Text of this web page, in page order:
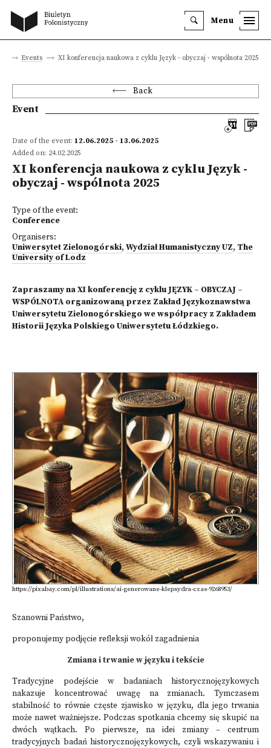
Menu
Events XI konferencja naukowa z cyklu Język - obyczaj - wspólnota 2025
Back
Event
Date of the event: 12.06.2025 - 13.06.2025
Added on: 24.02.2025
XI konferencja naukowa z cyklu Język -
obyczaj - wspólnota 2025
Type of the event:
Conference
Organisers:
Uniwersytet Zielonogórski, Wydział Humanistyczny UZ, The
University of Lodz
Zapraszamy na XI konferencję z cyklu JĘZYK – OBYCZAJ –
WSPÓLNOTA organizowaną przez Zakład Językoznawstwa
Uniwersytetu Zielonogórskiego we współpracy z Zakładem
Historii Języka Polskiego Uniwersytetu Łódzkiego.
https://pixabay.com/pl/illustrations/ai-generowane-klepsydra-czas-9268953/
Szanowni Państwo,
proponujemy podjęcie refleksji wokół zagadnienia
Zmiana i trwanie w języku i tekście
Tradycyjne podejście w badaniach historycznojęzykowych
nakazuje koncentrować uwagę na zmianach. Tymczasem
stabilność to równie częste zjawisko w języku, dla jego trwania
może nawet ważniejsze. Podczas spotkania chcemy się skupić na
dwóch wątkach. Po pierwsze, na idei zmiany – centrum
tradycyjnych badań historycznojęzykowych, czyli wskazywaniu i